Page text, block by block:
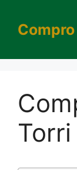
contenuto
Compro
Torri